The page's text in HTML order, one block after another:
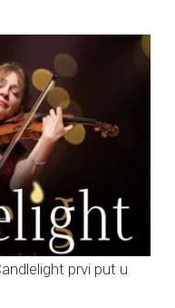
prvi put u